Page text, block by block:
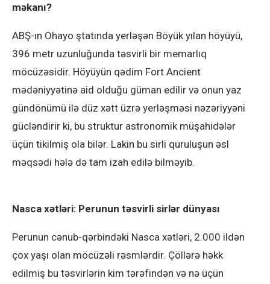
məkanı?
ABŞ-ın Ohayo ştatında yerləşən Böyük yılan höyüyü,
396 metr uzunluğunda təsvirli bir memarlıq
möcüzəsidir. Höyüyün qədim Fort Ancient
mədəniyyətinə aid olduğu güman edilir və onun yaz
gündönümü ilə düz xətt üzrə yerləşməsi nəzəriyyəni
gücləndirir ki, bu struktur astronomik müşahidələr
üçün tikilmiş ola bilər. Lakin bu sirli quruluşun əsl
məqsədi hələ də tam izah edilə bilməyib.
Nasca xətləri: Perunun təsvirli sirlər dünyası
Perunun cənub-qərbindəki Nasca xətləri, 2.000 ildən
çox yaşı olan möcüzəli rəsmlərdir. Çöllərə həkk
edilmiş bu təsvirlərin kim tərəfindən və nə üçün